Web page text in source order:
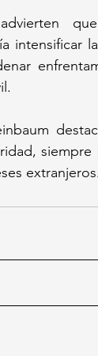
intensificar
extranjeros.